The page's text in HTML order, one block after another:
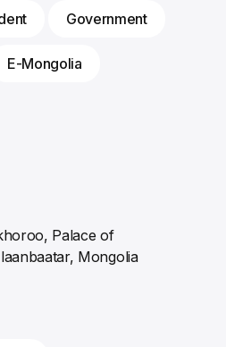
Government
E-Mongolia
Palace of
Mongolia